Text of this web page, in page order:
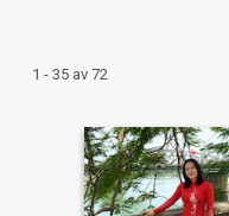
1 - 35 av 72